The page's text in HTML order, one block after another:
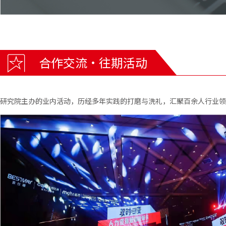
合作交流·往期活动
研究院主办的业内活动，历经多年实践的打磨与洗礼，汇聚百余人行业